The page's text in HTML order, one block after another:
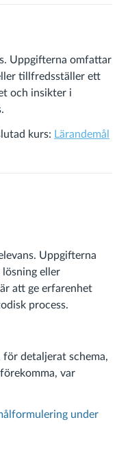
Uppgifterna omfattar
tillfredsställer ett
och insikter i
kurs: Lärandemål
Uppgifterna
eller
att ge erfarenhet
process.
detaljerat schema,
var
under